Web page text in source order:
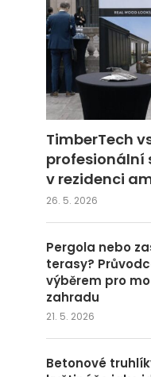
TimberTech
profesionální
v rezidenci
26. 5. 2026
Pergola nebo
terasy?
výběrem pro
zahradu
21. 5. 2026
Betonové